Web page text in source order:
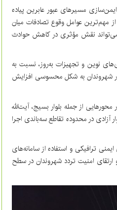
مسیرهای عبور عابرین پیاده
مهم‌ترین عوامل وقوع تصادفات میان
می‌تواند نقش مؤثری در کاهش حوادث
نوین و تجهیزات به‌روز، نسبت به
شهروندان به شکل محسوسی افزایش
اشاره به محل اجرای این پروژه تصریح کرد: این سامانه در سال ۱۴۰۴ در محورهایی از جمله بلوار بسیج، آیت‌الله
در محدوده تقاطع سه‌باندی اجرا
ترافیکی و استفاده از سامانه‌های
امنیت تردد شهروندان در سطح